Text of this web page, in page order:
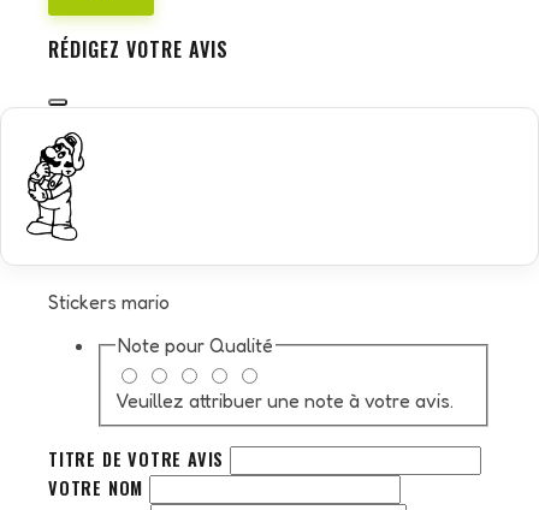
RÉDIGEZ VOTRE AVIS
Stickers mario
Note pour Qualité
Veuillez attribuer une note à votre avis.
TITRE DE VOTRE AVIS
VOTRE NOM